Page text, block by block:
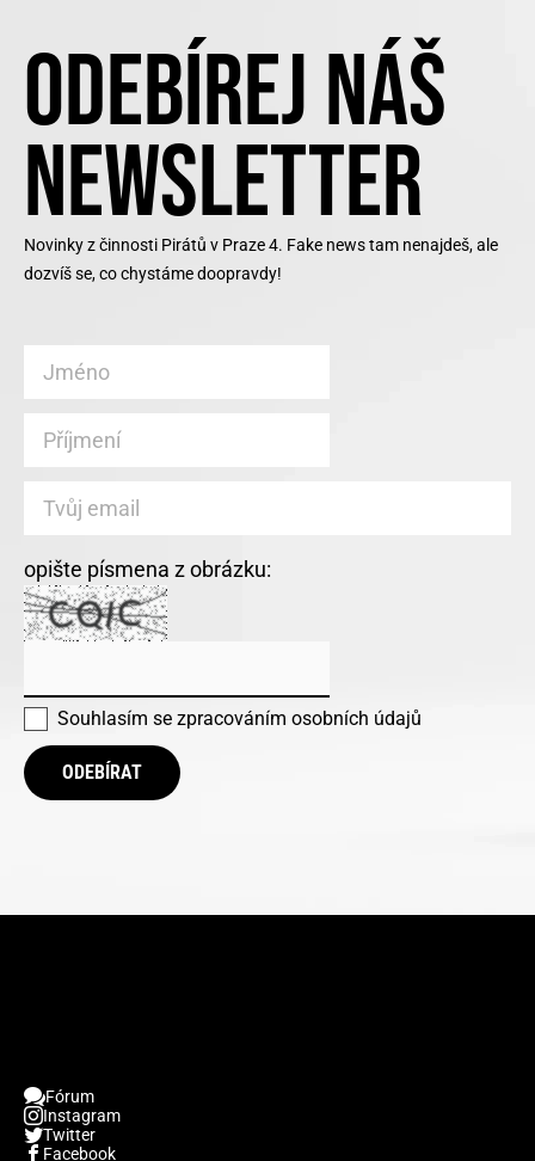
ODEBÍREJ NÁŠ
NEWSLETTER
Novinky z činnosti Pirátů v Praze 4. Fake news tam nenajdeš, ale
dozvíš se, co chystáme doopravdy!
opište písmena z obrázku:
Souhlasím se zpracováním osobních údajů
ODEBÍRAT
Fórum
Instagram
Twitter
Facebook